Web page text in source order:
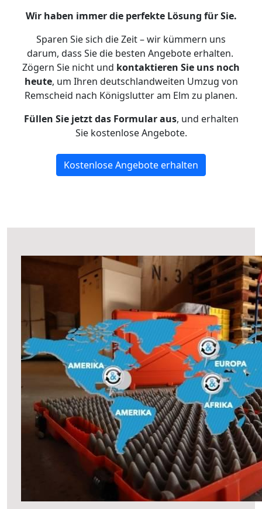
Wir haben immer die perfekte Lösung für Sie.
Sparen Sie sich die Zeit – wir kümmern uns
darum, dass Sie die besten Angebote erhalten.
Zögern Sie nicht und kontaktieren Sie uns noch
heute, um Ihren deutschlandweiten Umzug von
Remscheid nach Königslutter am Elm zu planen.
Füllen Sie jetzt das Formular aus, und erhalten
Sie kostenlose Angebote.
Kostenlose Angebote erhalten